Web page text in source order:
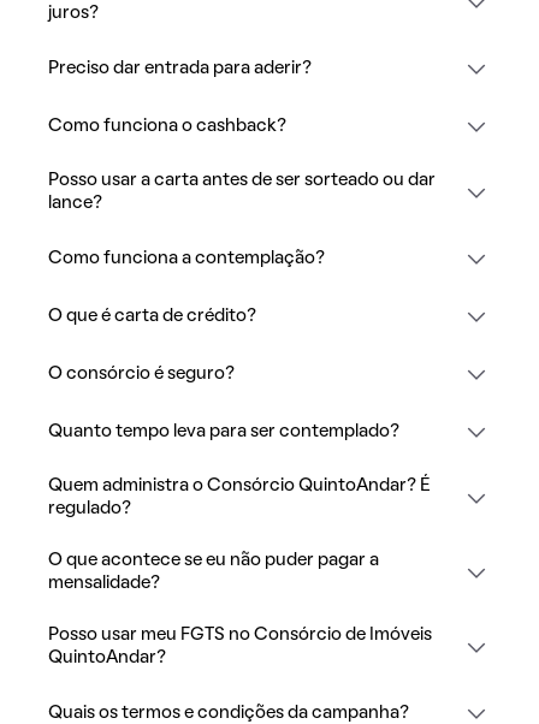
juros?
Preciso dar entrada para aderir?
Como funciona o cashback?
Posso usar a carta antes de ser sorteado ou dar
lance?
Como funciona a contemplação?
O que é carta de crédito?
O consórcio é seguro?
Quanto tempo leva para ser contemplado?
Quem administra o Consórcio QuintoAndar? É
regulado?
O que acontece se eu não puder pagar a
mensalidade?
Posso usar meu FGTS no Consórcio de Imóveis
QuintoAndar?
Quais os termos e condições da campanha?